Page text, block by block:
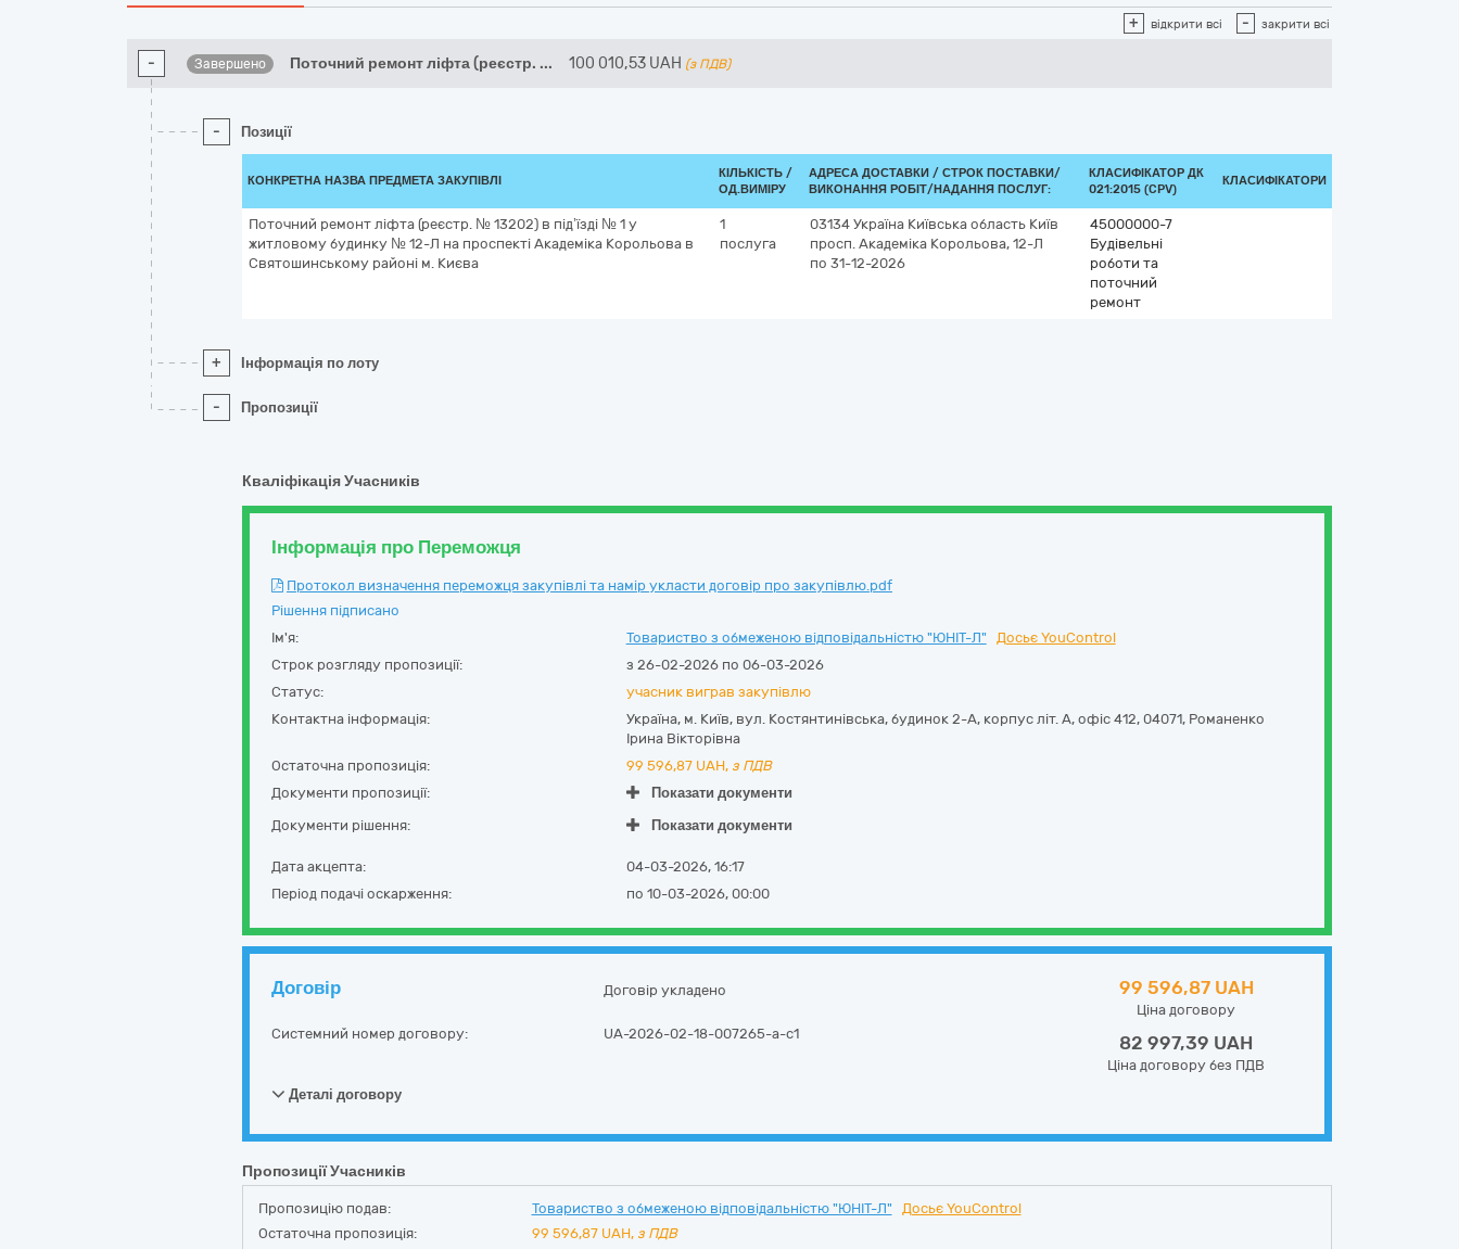
+ відкрити всі - закрити всі
- Завершено Поточний ремонт ліфта (реєстр. ... 100 010,53 UAH (з ПДВ)
- Позиції
КОНКРЕТНА НАЗВА ПРЕДМЕТА ЗАКУПІВЛІ
КІЛЬКІСТЬ /
ОД.ВИМІРУ
АДРЕСА ДОСТАВКИ / СТРОК ПОСТАВКИ/
ВИКОНАННЯ РОБІТ/НАДАННЯ ПОСЛУГ:
КЛАСИФІКАТОР ДК
021:2015 (CPV)
КЛАСИФІКАТОРИ
Поточний ремонт ліфта (реєстр. № 13202) в під’їзді № 1 у
житловому будинку № 12-Л на проспекті Академіка Корольова в
Святошинському районі м. Києва
1
послуга
03134 Україна Київська область Київ
просп. Академіка Корольова, 12-Л
по 31-12-2026
45000000-7
Будівельні
роботи та
поточний
ремонт
+ Інформація по лоту
- Пропозиції
Кваліфікація Учасників
Інформація про Переможця
Протокол визначення переможця закупівлі та намір укласти договір про закупівлю.pdf
Рішення підписано
Ім'я:
Товариство з обмеженою відповідальністю "ЮНІТ-Л"
Досьє YouControl
Строк розгляду пропозиції:
з 26-02-2026 по 06-03-2026
Статус:
учасник виграв закупівлю
Контактна інформація:
Україна, м. Київ, вул. Костянтинівська, будинок 2-А, корпус літ. А, офіс 412, 04071, Романенко
Ірина Вікторівна
Остаточна пропозиція:
99 596,87 UAH, з ПДВ
Документи пропозиції:
Показати документи
Документи рішення:
Показати документи
Дата акцепта:
04-03-2026, 16:17
Період подачі оскарження:
по 10-03-2026, 00:00
Договір Договір укладено
Системний номер договору: UA-2026-02-18-007265-a-c1
99 596,87 UAH
Ціна договору
82 997,39 UAH
Ціна договору без ПДВ
Деталі договору
Пропозиції Учасників
Пропозицію подав: Товариство з обмеженою відповідальністю "ЮНІТ-Л"
Досьє YouControl
Остаточна пропозиція:
99 596,87 UAH, з ПДВ